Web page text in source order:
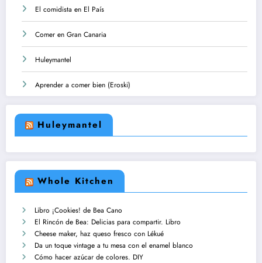
El comidista en El País
Comer en Gran Canaria
Huleymantel
Aprender a comer bien (Eroski)
Huleymantel
Whole Kitchen
Libro ¡Cookies! de Bea Cano
El Rincón de Bea: Delicias para compartir. Libro
Cheese maker, haz queso fresco con Lékué
Da un toque vintage a tu mesa con el enamel blanco
Cómo hacer azúcar de colores. DIY